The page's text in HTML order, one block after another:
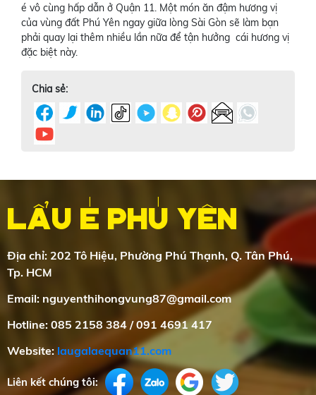
é vô cùng hấp dẫn ở Quận 11. Một món ăn đậm hương vị
của vùng đất Phú Yên ngay giữa lòng Sài Gòn sẽ làm bạn
phải quay lại thêm nhiều lần nữa để tận hưởng cái hương vị
đặc biệt này.
Chia sẻ:
LẨU É PHÚ YÊN
Địa chỉ: 202 Tô Hiệu, Phường Phú Thạnh, Q. Tân Phú,
Tp. HCM
Email: nguyenthihongvung87@gmail.com
Hotline: 085 2158 384 / 091 4691 417
Website: laugalaequan11.com
Liên kết chúng tôi: